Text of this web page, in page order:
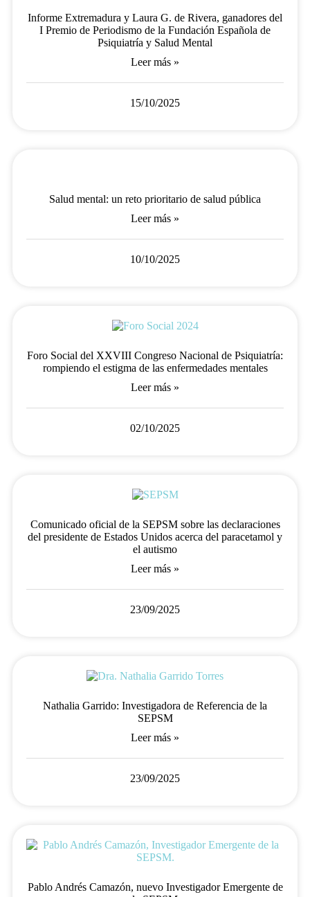
Informe Extremadura y Laura G. de Rivera, ganadores del
I Premio de Periodismo de la Fundación Española de
Psiquiatría y Salud Mental
Leer más »
15/10/2025
Salud mental: un reto prioritario de salud pública
Leer más »
10/10/2025
Foro Social del XXVIII Congreso Nacional de Psiquiatría:
rompiendo el estigma de las enfermedades mentales
Leer más »
02/10/2025
Comunicado oficial de la SEPSM sobre las declaraciones
del presidente de Estados Unidos acerca del paracetamol y
el autismo
Leer más »
23/09/2025
Nathalia Garrido: Investigadora de Referencia de la
SEPSM
Leer más »
23/09/2025
Pablo Andrés Camazón, nuevo Investigador Emergente de